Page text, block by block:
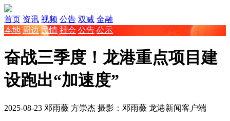
首页 资讯 视频 公告 双减 金融
本地 周边 民情 社会 公告 公示
奋战三季度！龙港重点项目建
设跑出“加速度”
2025-08-23 邓雨薇 方崇杰 摄影：邓雨薇 龙港新闻客户端